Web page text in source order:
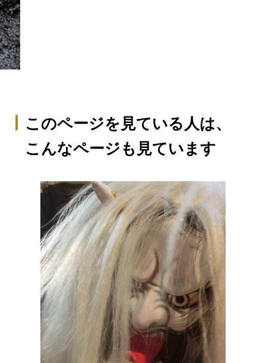
このページを見ている人は、
こんなページも見ています